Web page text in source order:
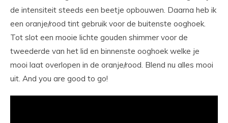
de intensiteit steeds een beetje opbouwen. Daarna heb ik
een oranje/rood tint gebruik voor de buitenste ooghoek.
Tot slot een mooie lichte gouden shimmer voor de
tweederde van het lid en binnenste ooghoek welke je
mooi laat overlopen in de oranje/rood. Blend nu alles mooi
uit. And you are good to go!